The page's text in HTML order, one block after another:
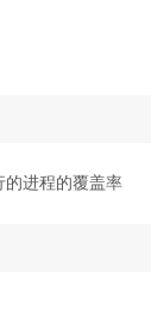
的进程的覆盖率